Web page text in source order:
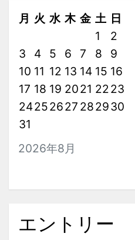
を
考
え
て
い
る
準
の
2026年8月
月 火 水 木 金 土 日
1
2
3
4 5 6 7 8
9
10 11 12 13 14 15 16
17 18 19 2021 2223
24252627 282930
31
エントリー